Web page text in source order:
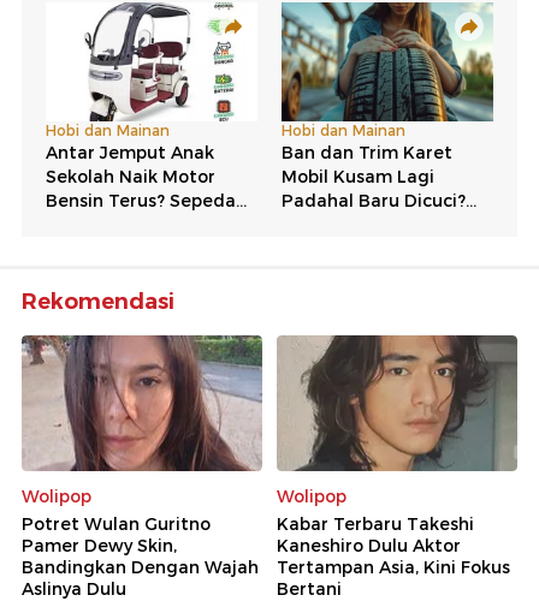
Rekomendasi
Wolipop
Potret Wulan Guritno
Pamer Dewy Skin,
Bandingkan Dengan Wajah
Aslinya Dulu
Wolipop
Kabar Terbaru Takeshi
Kaneshiro Dulu Aktor
Tertampan Asia, Kini Fokus
Bertani